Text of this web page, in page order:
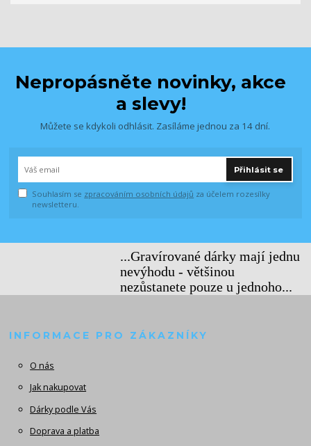
Nepropásněte novinky, akce
a slevy!
Můžete se kdykoli odhlásit. Zasíláme jednou za 14 dní.
Přihlásit se
Souhlasím se zpracováním osobních údajů za účelem rozesílky
newsletteru.
...Gravírované dárky mají jednu
nevýhodu - většinou
nezůstanete pouze u jednoho...
INFORMACE PRO ZÁKAZNÍKY
O nás
Jak nakupovat
Dárky podle Vás
Doprava a platba